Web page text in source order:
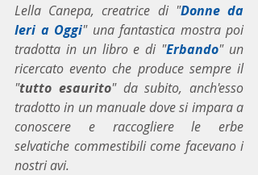
Lella Canepa, creatrice di "Donne da
Ieri a Oggi" una fantastica mostra poi
tradotta in un libro e di "Erbando" un
ricercato evento che produce sempre il
"tutto esaurito" da subito, anch'esso
tradotto in un manuale dove si impara a
conoscere e raccogliere le erbe
selvatiche commestibili come facevano i
nostri avi.